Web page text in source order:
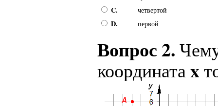
C. четвертой
D. первой
Вопрос 2.
координатаx